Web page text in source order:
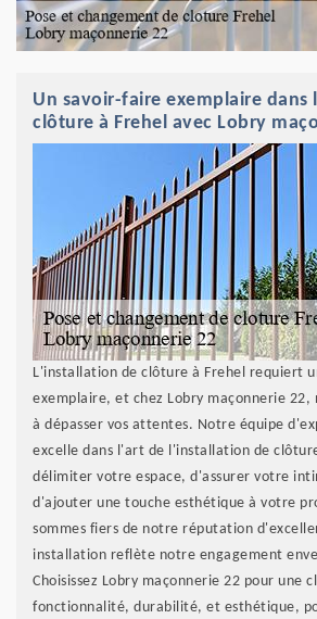
Un savoir-faire exemplaire
clôture à Frehel avec Lobry
L'installation de clôture à Frehel requiert
exemplaire, et chez Lobry maçonnerie 22,
à dépasser vos attentes. Notre équipe
excelle dans l'art de l'installation de
délimiter votre espace, d'assurer votre
d'ajouter une touche esthétique à votre
sommes fiers de notre réputation
installation reflète notre engagement
Choisissez Lobry maçonnerie 22 pour une
fonctionnalité, durabilité, et esthétique,